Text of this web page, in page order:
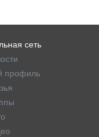
сеть
профиль